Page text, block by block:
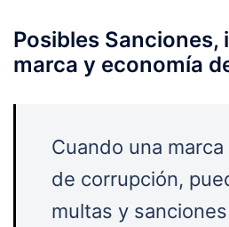
Posibles Sanciones,
marca y economía
Cuando una
de corrupción,
multas y